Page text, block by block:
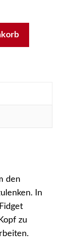
den
In
zu